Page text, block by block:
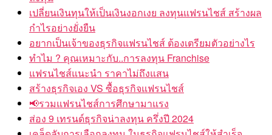
เปลี่ยนเงินทุนให้เป็นเงินงอกเงย ลงทุนแฟรนไชส์ สร้างผล
กำไรอย่างยั่งยืน
อยากเป็นเจ้าของธุรกิจแฟรนไชส์ ต้องเตรียมตัวอย่างไร
ทำไม ? คุณเหมาะกับ..การลงทุน Franchise
แฟรนไชส์แนะนำ ราคาไม่ถึงแสน
สร้างธุรกิจเอง VS ซื้อธุรกิจแฟรนไชส์
📢รวมแฟรนไชส์การศึกษามาแรง
ส่อง 9 เทรนด์ธุรกิจน่าลงทุน ครึ่งปี 2024